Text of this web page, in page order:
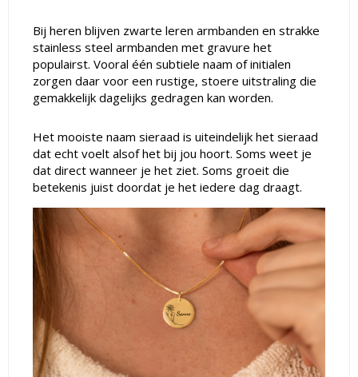
Bij heren blijven zwarte leren armbanden en strakke
stainless steel armbanden met gravure het
populairst. Vooral één subtiele naam of initialen
zorgen daar voor een rustige, stoere uitstraling die
gemakkelijk dagelijks gedragen kan worden.
Het mooiste naam sieraad is uiteindelijk het sieraad
dat echt voelt alsof het bij jou hoort. Soms weet je
dat direct wanneer je het ziet. Soms groeit die
betekenis juist doordat je het iedere dag draagt.